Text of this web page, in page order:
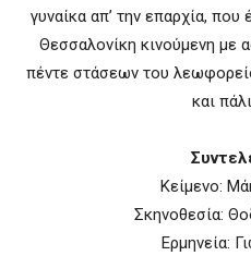
γυναίκα απ’ την επαρχία, που
Θεσσαλονίκη κινούμενη με
πέντε στάσεων του
και
Κείμενο:
Σκηνοθεσία:
Ερμηνεία: